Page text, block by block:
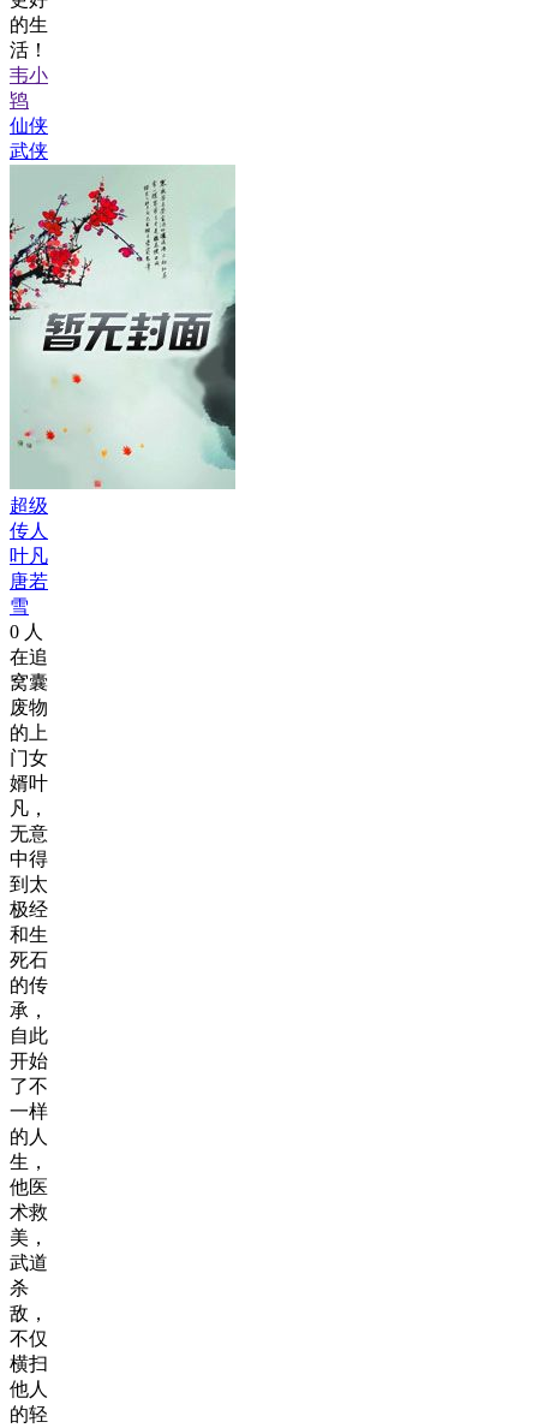
的生
活！
韦小
鸨
仙侠
武侠
超级
传人
叶凡
唐若
雪
0 人
在追
窝囊
废物
的上
门女
婿叶
凡，
无意
中得
到太
极经
和生
死石
的传
承，
自此
开始
了不
一样
的人
生，
他医
术救
美，
武道
杀
敌，
不仅
横扫
他人
的轻